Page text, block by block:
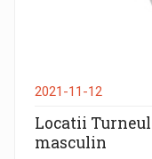
2021-11-12
Locatii
masculin